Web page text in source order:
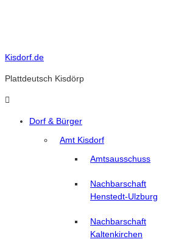
Kisdorf.de
Plattdeutsch Kisdörp
Dorf & Bürger
Amt Kisdorf
Amtsausschuss
Nachbarschaft
Henstedt-Ulzburg
Nachbarschaft
Kaltenkirchen